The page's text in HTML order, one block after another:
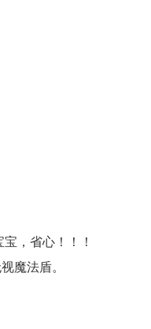
，省心！！！
魔法盾。